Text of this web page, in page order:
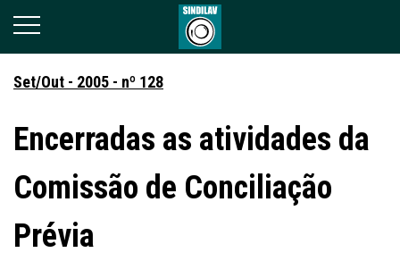
Set/Out - 2005 - nº 128
Encerradas as atividades da
Comissão de Conciliação
Prévia